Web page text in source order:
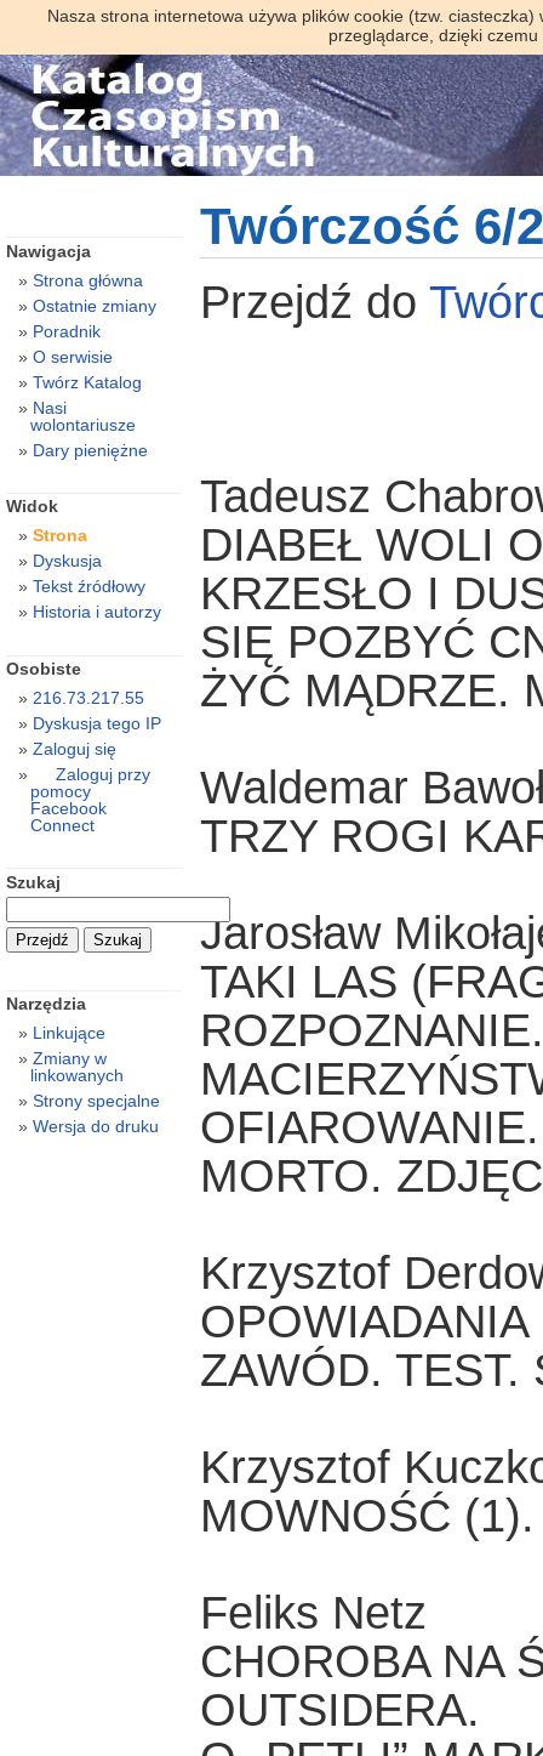
Nasza strona internetowa używa plików cookie (tzw.
przeglądarce, dzięki
Twórczość 6/
Przejdź do
Tadeusz
DIABEŁ WOLI
KRZESŁO I
SIĘ POZBYĆ
ŻYĆ MĄDRZE.
Waldemar
TRZY ROGI
Jarosław
TAKI LAS
MORTO.
Krzysztof
ZAWÓD. TEST.
Krzysztof
MOWNOŚĆ
Feliks Netz
CHOROBA NA
OUTSIDERA.
Nawigacja
Strona główna
Ostatnie zmiany
Poradnik
O serwisie
Twórz Katalog
Nasi
wolontariusze
Dary pieniężne
Widok
Strona
Dyskusja
Tekst źródłowy
Historia i autorzy
Osobiste
216.73.217.55
Dyskusja tego IP
Zaloguj się
Zaloguj przy
pomocy
Facebook
Connect
Szukaj
Narzędzia
Linkujące
Zmiany w
linkowanych
Strony specjalne
Wersja do druku